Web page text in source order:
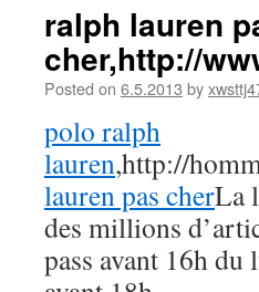
ralph lauren
cher,http://
Posted on 6.5.2013 by
polo ralph
lauren,http://
lauren pas cherLa
des millions
pass avant 16h